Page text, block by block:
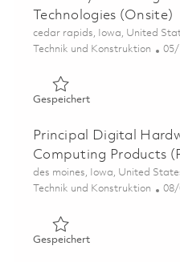
Technologies (Onsite)
Ort
cedar rapids, Iowa, United
Kategorie
Technik und Konstruktion 05/
GespeichertGespeichert
Principal Digital
Computing Products
Ort
des moines, Iowa, United
Kategorie
Technik und Konstruktion 08/
GespeichertGespeichert